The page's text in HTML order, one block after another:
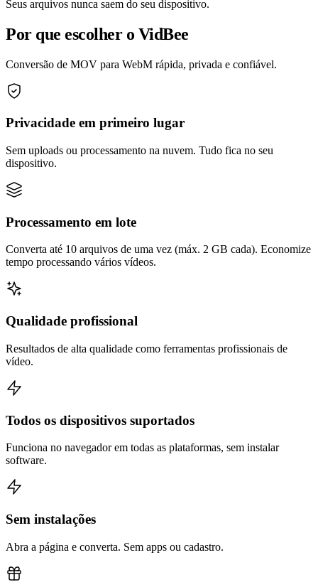
Seus arquivos nunca saem do seu dispositivo.
Por que escolher o VidBee
Conversão de MOV para WebM rápida, privada e confiável.
Privacidade em primeiro lugar
Sem uploads ou processamento na nuvem. Tudo fica no seu
dispositivo.
Processamento em lote
Converta até 10 arquivos de uma vez (máx. 2 GB cada). Economize
tempo processando vários vídeos.
Qualidade profissional
Resultados de alta qualidade como ferramentas profissionais de
vídeo.
Todos os dispositivos suportados
Funciona no navegador em todas as plataformas, sem instalar
software.
Sem instalações
Abra a página e converta. Sem apps ou cadastro.